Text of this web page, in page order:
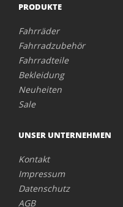
PRODUKTE
Fahrräder
Fahrradzubehör
Fahrradteile
Bekleidung
Neuheiten
Sale
UNSER UNTERNEHMEN
Kontakt
Impressum
Datenschutz
AGB